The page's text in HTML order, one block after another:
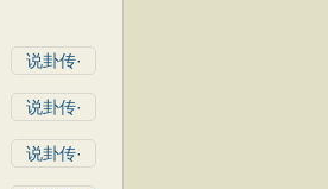
说卦传·
说卦传·
说卦传·